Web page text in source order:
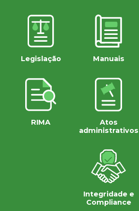
Legislação Manuais
RIMA
Atos
administrativos
Integridade e
Compliance